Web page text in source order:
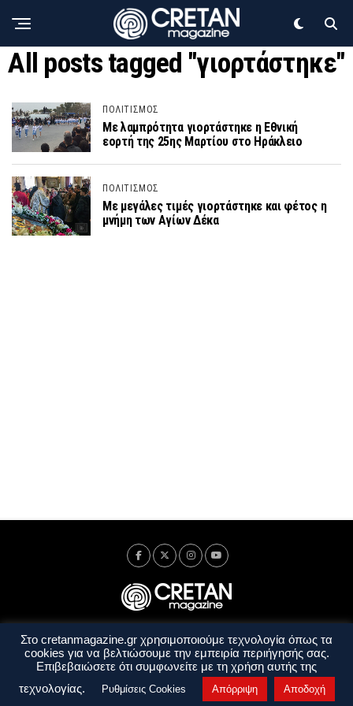
All posts tagged "γιορτάστηκε"
ΠΟΛΙΤΙΣΜΟΣ
Με λαμπρότητα γιορτάστηκε η Εθνική
εορτή της 25ης Μαρτίου στο Ηράκλειο
ΠΟΛΙΤΙΣΜΟΣ
Με μεγάλες τιμές γιορτάστηκε και φέτος η
μνήμη των Αγίων Δέκα
Ταυτότητα Πολιτική Απορρήτου
Όροι Χρήσης
Όροι και Προϋποθέσεις
Στο cretanmagazine.gr χρησιμοποιούμε τεχνολογία όπως τα
cookies για να βελτιώσουμε την εμπειρία περιήγησής σας.
Επιβεβαιώσετε ότι συμφωνείτε με τη χρήση αυτής της
τεχνολογίας.
Ρυθμίσεις Cookies Απόρριψη Αποδοχή